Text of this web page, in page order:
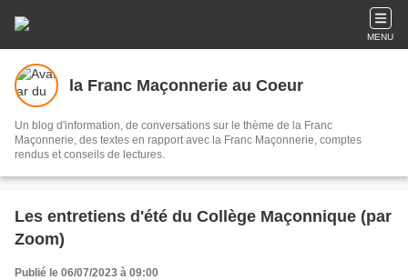
MENU
la Franc Maçonnerie au Coeur
Un blog d'information, de conversations sur le thème de la Franc
Maçonnerie, des textes en rapport avec la Franc Maçonnerie, comptes
rendus et conseils de lectures.
Les entretiens d'été du Collège Maçonnique (par
Zoom)
Publié le 06/07/2023 à 09:00